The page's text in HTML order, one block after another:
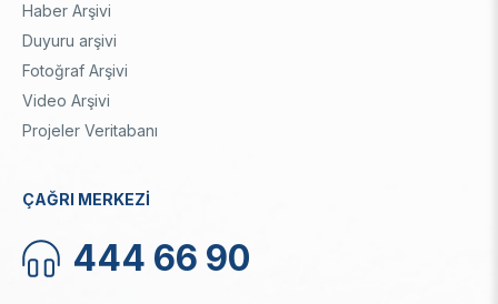
Haber Arşivi
Duyuru arşivi
Fotoğraf Arşivi
Video Arşivi
Projeler Veritabanı
ÇAĞRI MERKEZİ
444 66 90